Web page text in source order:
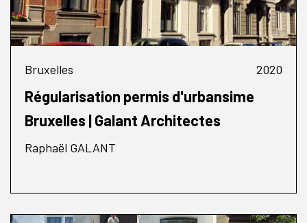
Bruxelles 2020
Régularisation permis d'urbansime
Bruxelles | Galant Architectes
Raphaël GALANT